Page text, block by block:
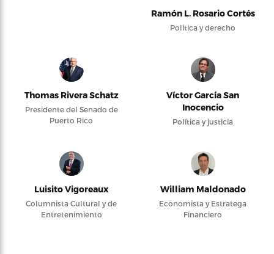
Ramón L. Rosario Cortés
Política y derecho
Thomas Rivera Schatz
Presidente del Senado de
Puerto Rico
Víctor García San
Inocencio
Política y justicia
Luisito Vigoreaux
Columnista Cultural y de
Entretenimiento
William Maldonado
Economista y Estratega
Financiero